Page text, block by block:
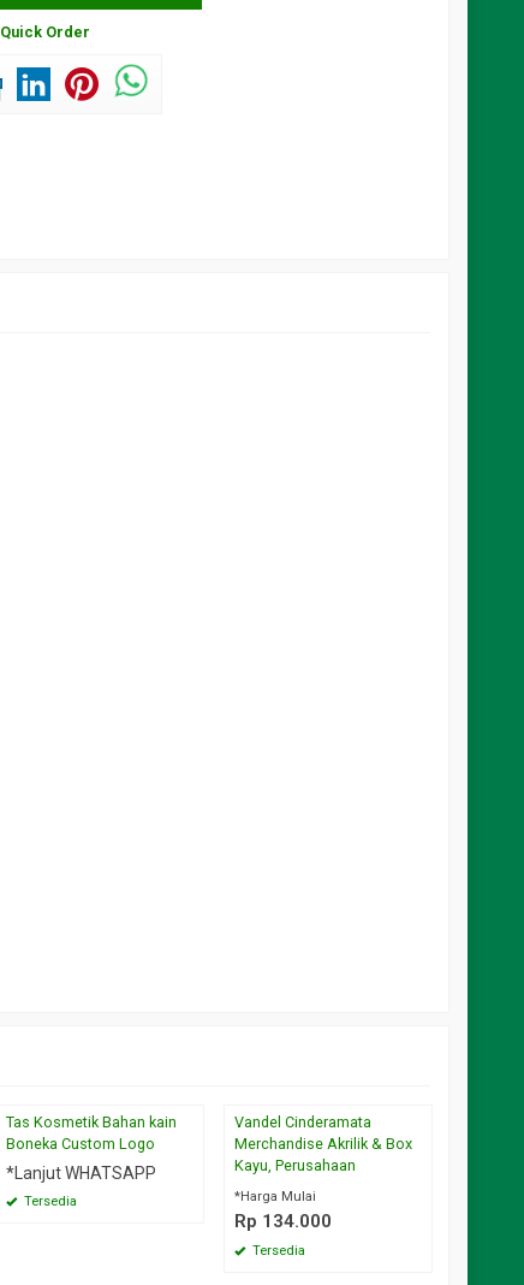
Quick Order
Tas Kosmetik Bahan kain
Boneka Custom Logo
*Lanjut WHATSAPP
Tersedia
Vandel Cinderamata
Merchandise Akrilik & Box
Kayu, Perusahaan
*Harga Mulai
Rp 134.000
Tersedia